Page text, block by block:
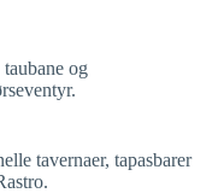
og
tavernaer, tapasbarer